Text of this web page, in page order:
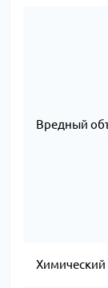
Вредный
Химический